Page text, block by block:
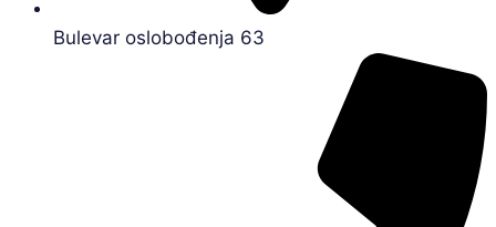
Bulevar oslobođenja 63